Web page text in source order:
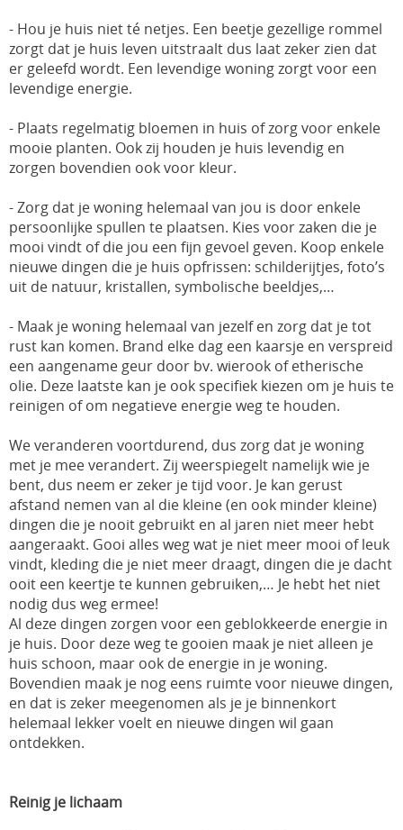
- Hou je huis niet té netjes. Een beetje gezellige rommel
zorgt dat je huis leven uitstraalt dus laat zeker zien dat
er geleefd wordt. Een levendige woning zorgt voor een
levendige energie.
- Plaats regelmatig bloemen in huis of zorg voor enkele
mooie planten. Ook zij houden je huis levendig en
zorgen bovendien ook voor kleur.
- Zorg dat je woning helemaal van jou is door enkele
persoonlijke spullen te plaatsen. Kies voor zaken die je
mooi vindt of die jou een fijn gevoel geven. Koop enkele
nieuwe dingen die je huis opfrissen: schilderijtjes, foto’s
uit de natuur, kristallen, symbolische beeldjes,…
- Maak je woning helemaal van jezelf en zorg dat je tot
rust kan komen. Brand elke dag een kaarsje en verspreid
een aangename geur door bv. wierook of etherische
olie. Deze laatste kan je ook specifiek kiezen om je huis te
reinigen of om negatieve energie weg te houden.
We veranderen voortdurend, dus zorg dat je woning
met je mee verandert. Zij weerspiegelt namelijk wie je
bent, dus neem er zeker je tijd voor. Je kan gerust
afstand nemen van al die kleine (en ook minder kleine)
dingen die je nooit gebruikt en al jaren niet meer hebt
aangeraakt. Gooi alles weg wat je niet meer mooi of leuk
vindt, kleding die je niet meer draagt, dingen die je dacht
ooit een keertje te kunnen gebruiken,… Je hebt het niet
nodig dus weg ermee!
Al deze dingen zorgen voor een geblokkeerde energie in
je huis. Door deze weg te gooien maak je niet alleen je
huis schoon, maar ook de energie in je woning.
Bovendien maak je nog eens ruimte voor nieuwe dingen,
en dat is zeker meegenomen als je je binnenkort
helemaal lekker voelt en nieuwe dingen wil gaan
ontdekken.
Reinig je lichaam